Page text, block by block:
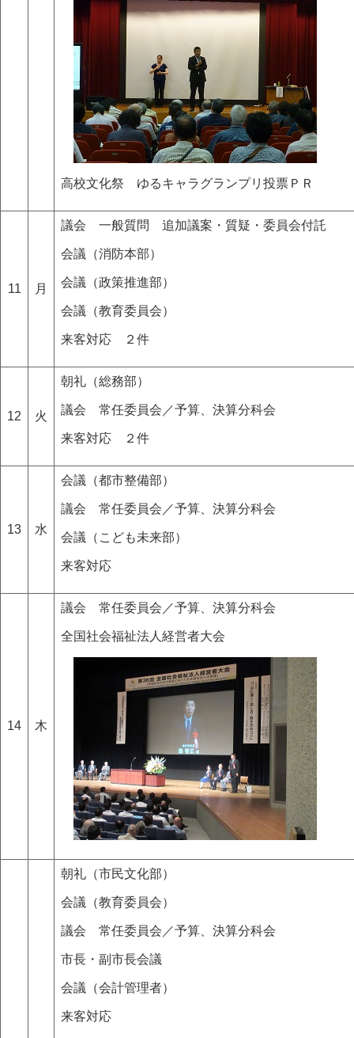
高校文化祭 ゆるキャラグランプリ投票ＰＲ
11 月
議会 一般質問 追加議案・質疑・委員会付託
会議（消防本部）
会議（政策推進部）
会議（教育委員会）
来客対応 ２件
12 火
朝礼（総務部）
議会 常任委員会／予算、決算分科会
来客対応 ２件
13 水
会議（都市整備部）
議会 常任委員会／予算、決算分科会
会議（こども未来部）
来客対応
14 木
議会 常任委員会／予算、決算分科会
全国社会福祉法人経営者大会
朝礼（市民文化部）
会議（教育委員会）
議会 常任委員会／予算、決算分科会
市長・副市長会議
会議（会計管理者）
来客対応